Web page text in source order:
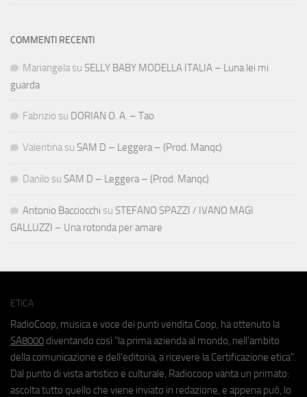
COMMENTI RECENTI
Mariangela su SELLY BABY MODELLA ITALIA – Luna lei mi
guarda
Fabrizio su DORIAN O. A. – Tao
Valentina su SAM D – Leggera – (Prod. Manqc)
Danilo su SAM D – Leggera – (Prod. Manqc)
Antonio Bacciocchi su STEFANO SPAZZI / IVANO MAGI
GALLUZZI – Una rotonda per amare
ETICA
RadioCoop, musica e voce dei punti vendita Coop, ha ottenuto la
SA8000 diventando così "la prima azienda al mondo, nell'ambito
della comunicazione e dell'editoria, a ricevere la Certificazione etica".
Dal punto di vista artistico e culturale, Radiocoop vanta un primato:
ascolta tutto quello che viene inviato in redazione, e appena può, lo